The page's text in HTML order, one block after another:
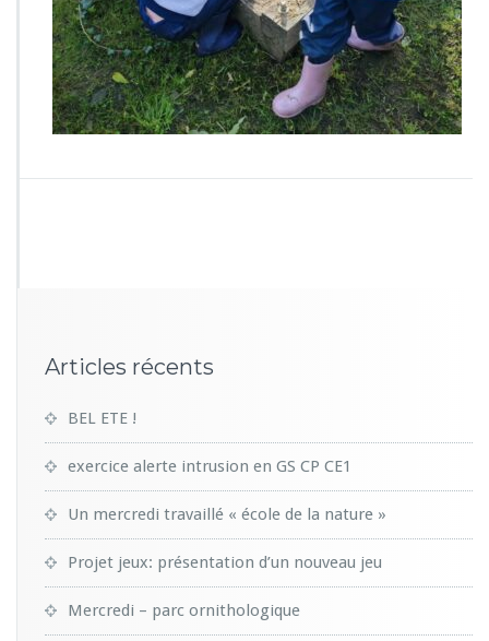
Articles récents
BEL ETE !
exercice alerte intrusion en GS CP CE1
Un mercredi travaillé « école de la nature »
Projet jeux: présentation d’un nouveau jeu
Mercredi – parc ornithologique